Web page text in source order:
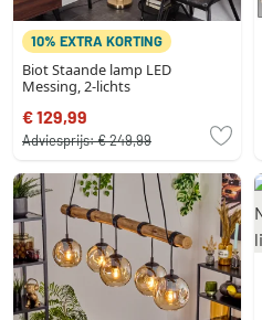
10% EXTRA KORTING
Biot Staande lamp LED
Messing, 2-lichts
€ 129,99
Adviesprijs:€ 249,99